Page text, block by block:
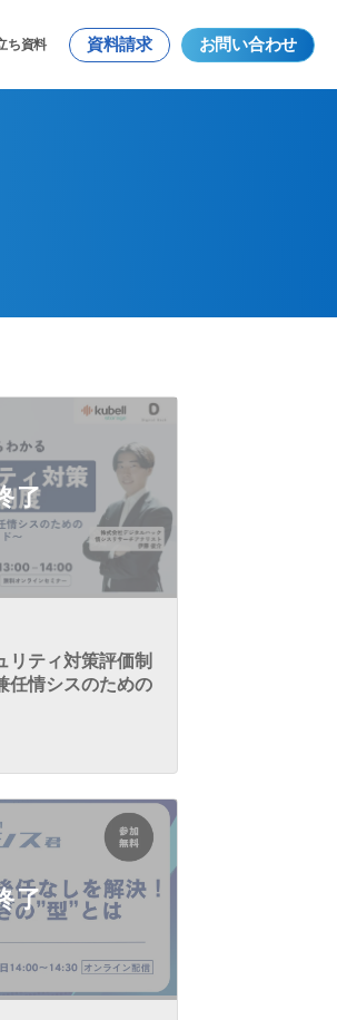
ち資料 資料請求 お問い合わせ
了
リティ対策評価制
任情シスのための
了